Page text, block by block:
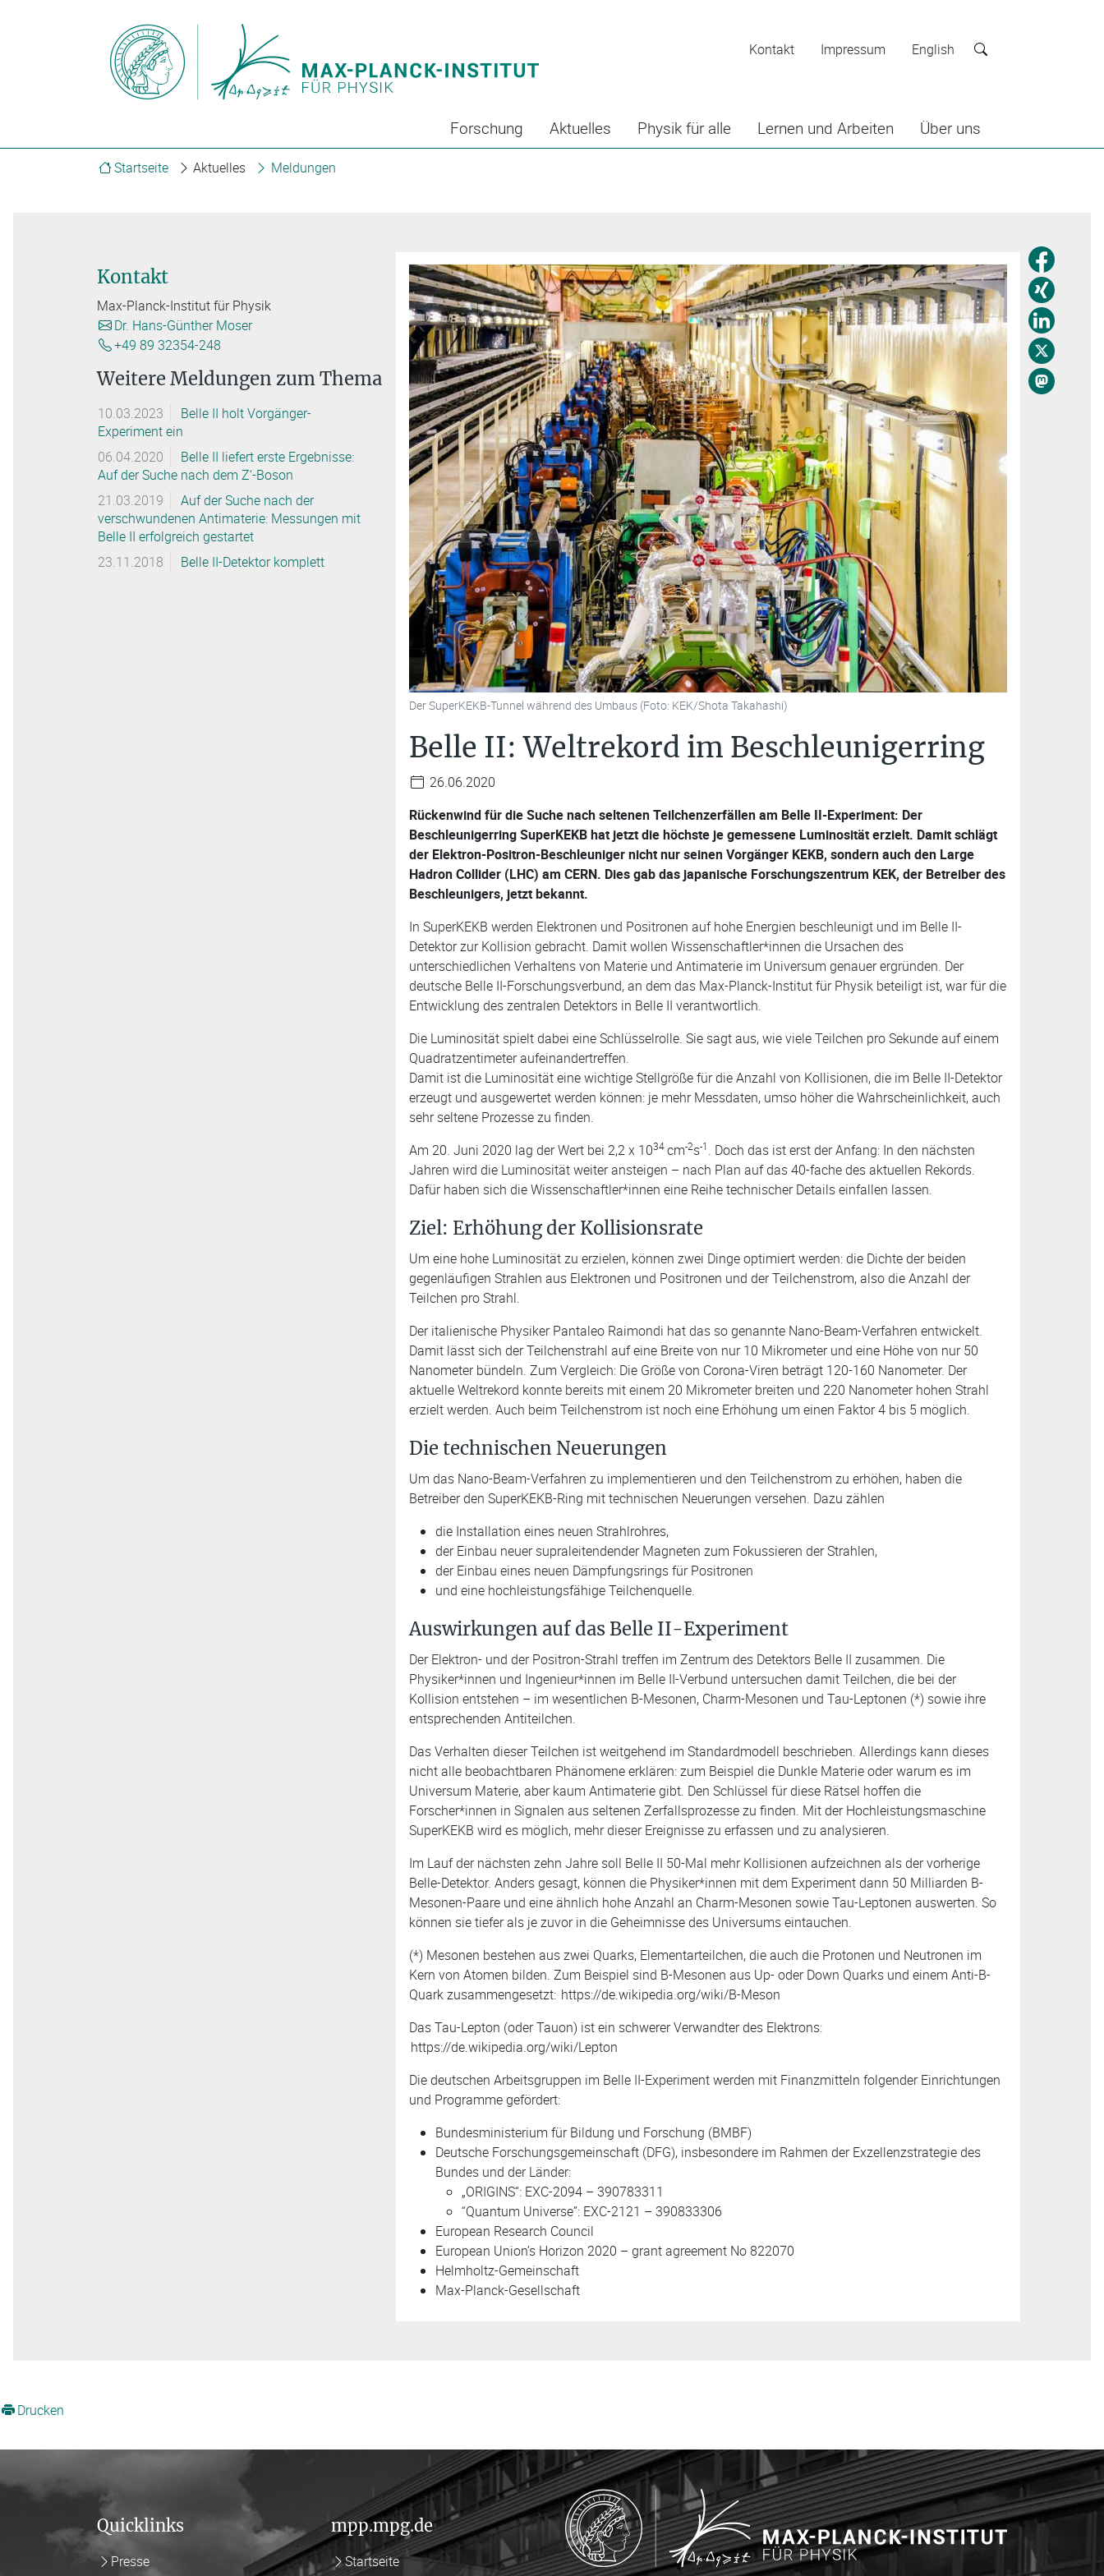
Kontakt Impressum
English
Forschung Aktuelles Physik für alle Lernen und Arbeiten Über uns
Startseite Aktuelles Meldungen
Kontakt
Max-Planck-Institut für Physik
Dr. Hans-Günther Moser
+49 89 32354-248
Weitere Meldungen zum Thema
10.03.2023
Belle II holt Vorgänger-
Experiment ein
06.04.2020
Belle II liefert erste Ergebnisse:
Auf der Suche nach dem Z‘-Boson
21.03.2019
Auf der Suche nach der
verschwundenen Antimaterie: Messungen mit
Belle II erfolgreich gestartet
23.11.2018
Belle II-Detektor komplett
Der SuperKEKB-Tunnel während des Umbaus (Foto: KEK/Shota Takahashi)
Belle II: Weltrekord im Beschleunigerring
26.06.2020
Rückenwind für die Suche nach seltenen Teilchenzerfällen am Belle II-Experiment: Der
Beschleunigerring SuperKEKB hat jetzt die höchste je gemessene Luminosität erzielt. Damit schlägt
der Elektron-Positron-Beschleuniger nicht nur seinen Vorgänger KEKB, sondern auch den Large
Hadron Collider (LHC) am CERN. Dies gab das japanische Forschungszentrum KEK, der Betreiber des
Beschleunigers, jetzt bekannt.
In SuperKEKB werden Elektronen und Positronen auf hohe Energien beschleunigt und im Belle II-
Detektor zur Kollision gebracht. Damit wollen Wissenschaftler*innen die Ursachen des
unterschiedlichen Verhaltens von Materie und Antimaterie im Universum genauer ergründen. Der
deutsche Belle II-Forschungsverbund, an dem das Max-Planck-Institut für Physik beteiligt ist, war für die
Entwicklung des zentralen Detektors in Belle II verantwortlich.
Die Luminosität spielt dabei eine Schlüsselrolle. Sie sagt aus, wie viele Teilchen pro Sekunde auf einem
Quadratzentimeter aufeinandertreffen.
Damit ist die Luminosität eine wichtige Stellgröße für die Anzahl von Kollisionen, die im Belle II-Detektor
erzeugt und ausgewertet werden können: je mehr Messdaten, umso höher die Wahrscheinlichkeit, auch
sehr seltene Prozesse zu finden.
Am 20. Juni 2020 lag der Wert bei 2,2 x 1034cm-2s-1 . Doch das ist erst der Anfang: In den nächsten
Jahren wird die Luminosität weiter ansteigen – nach Plan auf das 40-fache des aktuellen Rekords.
Dafür haben sich die Wissenschaftler*innen eine Reihe technischer Details einfallen lassen.
Ziel: Erhöhung der Kollisionsrate
Um eine hohe Luminosität zu erzielen, können zwei Dinge optimiert werden: die Dichte der beiden
gegenläufigen Strahlen aus Elektronen und Positronen und der Teilchenstrom, also die Anzahl der
Teilchen pro Strahl.
Der italienische Physiker Pantaleo Raimondi hat das so genannte Nano-Beam-Verfahren entwickelt.
Damit lässt sich der Teilchenstrahl auf eine Breite von nur 10 Mikrometer und eine Höhe von nur 50
Nanometer bündeln. Zum Vergleich: Die Größe von Corona-Viren beträgt 120-160 Nanometer. Der
aktuelle Weltrekord konnte bereits mit einem 20 Mikrometer breiten und 220 Nanometer hohen Strahl
erzielt werden. Auch beim Teilchenstrom ist noch eine Erhöhung um einen Faktor 4 bis 5 möglich.
Die technischen Neuerungen
Um das Nano-Beam-Verfahren zu implementieren und den Teilchenstrom zu erhöhen, haben die
Betreiber den SuperKEKB-Ring mit technischen Neuerungen versehen. Dazu zählen
die Installation eines neuen Strahlrohres,
der Einbau neuer supraleitendender Magneten zum Fokussieren der Strahlen,
der Einbau eines neuen Dämpfungsrings für Positronen
und eine hochleistungsfähige Teilchenquelle.
Auswirkungen auf das Belle II-Experiment
Der Elektron- und der Positron-Strahl treffen im Zentrum des Detektors Belle II zusammen. Die
Physiker*innen und Ingenieur*innen im Belle II-Verbund untersuchen damit Teilchen, die bei der
Kollision entstehen – im wesentlichen B-Mesonen, Charm-Mesonen und Tau-Leptonen (*) sowie ihre
entsprechenden Antiteilchen.
Das Verhalten dieser Teilchen ist weitgehend im Standardmodell beschrieben. Allerdings kann dieses
nicht alle beobachtbaren Phänomene erklären: zum Beispiel die Dunkle Materie oder warum es im
Universum Materie, aber kaum Antimaterie gibt. Den Schlüssel für diese Rätsel hoffen die
Forscher*innen in Signalen aus seltenen Zerfallsprozesse zu finden. Mit der Hochleistungsmaschine
SuperKEKB wird es möglich, mehr dieser Ereignisse zu erfassen und zu analysieren.
Im Lauf der nächsten zehn Jahre soll Belle II 50-Mal mehr Kollisionen aufzeichnen als der vorherige
Belle-Detektor. Anders gesagt, können die Physiker*innen mit dem Experiment dann 50 Milliarden B-
Mesonen-Paare und eine ähnlich hohe Anzahl an Charm-Mesonen sowie Tau-Leptonen auswerten. So
können sie tiefer als je zuvor in die Geheimnisse des Universums eintauchen.
(*) Mesonen bestehen aus zwei Quarks, Elementarteilchen, die auch die Protonen und Neutronen im
Kern von Atomen bilden. Zum Beispiel sind B-Mesonen aus Up- oder Down Quarks und einem Anti-B-
Quark zusammengesetzt: https://de.wikipedia.org/wiki/B-Meson
Das Tau-Lepton (oder Tauon) ist ein schwerer Verwandter des Elektrons:
https://de.wikipedia.org/wiki/Lepton
Die deutschen Arbeitsgruppen im Belle II-Experiment werden mit Finanzmitteln folgender Einrichtungen
und Programme gefördert:
Bundesministerium für Bildung und Forschung (BMBF)
Deutsche Forschungsgemeinschaft (DFG), insbesondere im Rahmen der Exzellenzstrategie des
Bundes und der Länder:
„ORIGINS“: EXC-2094 – 390783311
“Quantum Universe”: EXC-2121 – 390833306
European Research Council
European Union’s Horizon 2020 – grant agreement No 822070
Helmholtz-Gemeinschaft
Max-Planck-Gesellschaft
Drucken
Quicklinks
Presse
mpp.mpg.de
Startseite